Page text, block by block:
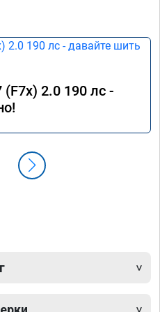
2.0 190 лс -